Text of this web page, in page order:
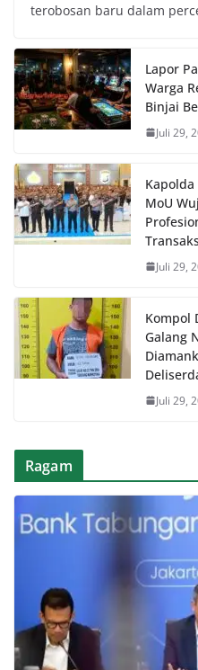
terobosan baru dalam
Lapor
Warga
Binjai
Juli 29,
MoU
Juli 29,
Kompol
Galang
Juli 29,
Ragam